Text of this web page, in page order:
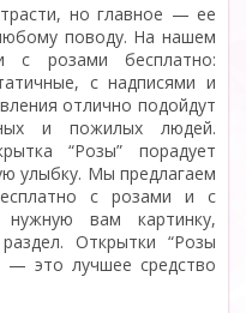
но главное — ее
поводу. На нашем
с розами бесплатно:
с надписями и
отлично подойдут
и пожилых людей.
“Розы” порадует
улыбку. Мы предлагаем
с розами и с
вам картинку,
Открытки “Розы
— это лучшее средство